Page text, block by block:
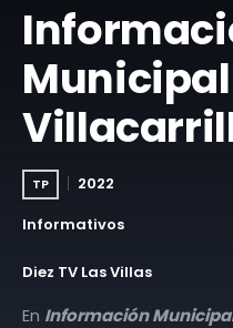
TP
2022
Informativos
Diez TV Las Villas
En Información